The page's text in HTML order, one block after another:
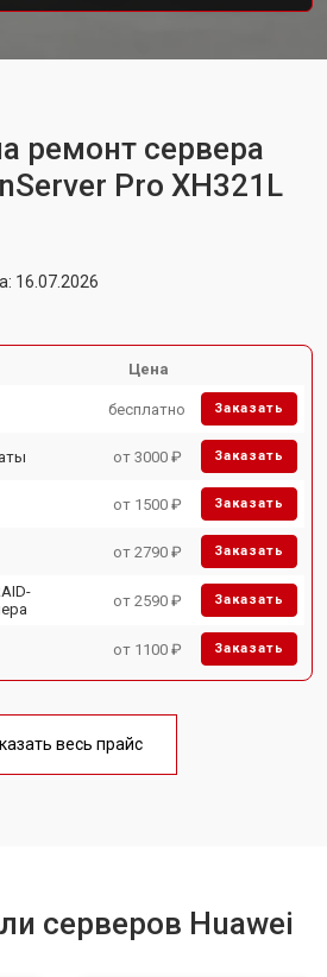
ремонт сервера
Pro XH321L
16.07.2026
Цена
бесплатно Заказать
от 3000 ₽ Заказать
от 1500 ₽ Заказать
от 2790 ₽ Заказать
от 2590 ₽ Заказать
от 1100 ₽ Заказать
весь прайс
серверов Huawei